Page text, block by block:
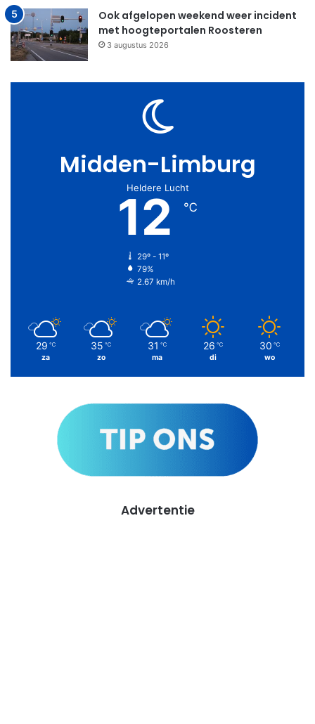
Ook afgelopen weekend weer incident
met hoogteportalen Roosteren
3 augustus 2026
Midden-Limburg
Heldere Lucht
12 ℃
29º - 11º
79%
2.67 km/h
29 ℃
za
35 ℃
zo
31 ℃
ma
26 ℃
di
30 ℃
wo
Advertentie